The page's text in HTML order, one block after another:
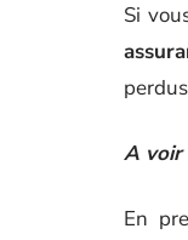
Si
A voir
En